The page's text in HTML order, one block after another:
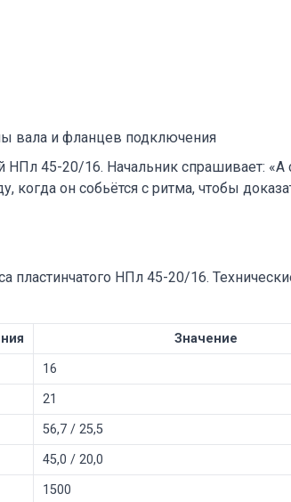
вала и фланцев подключения
45-20/16. Начальник спрашивает: «А
он собьётся с ритма, чтобы
НПл 45-20/16.
Значение
16
21
56,7 / 25,5
45,0 / 20,0
1500